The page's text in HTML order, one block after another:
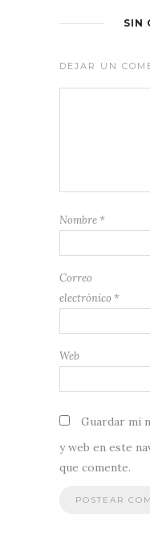
SIN
DEJAR UN
Nombre *
Correo
electrónico *
Web
Guardar mi
y web en este
que comente.